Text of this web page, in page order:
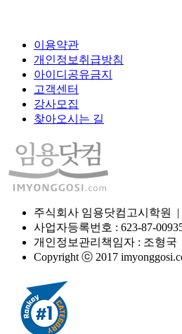
이용약관
개인정보취급방침
아이디공유금지
고객센터
강사모집
찾아오시는 길
주식회사 임용닷컴고시학원
사업자등록번호 : 623-87-
개인정보관리책임자 : 조형국
Copyright ⓒ 2017